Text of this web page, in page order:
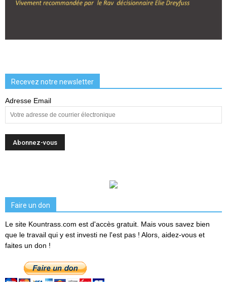
Recevez notre newsletter
Adresse Email
Faire un don
Le site Kountrass.com est d'accès gratuit. Mais vous savez bien
que le travail qui y est investi ne l'est pas ! Alors, aidez-vous et
faites un don !